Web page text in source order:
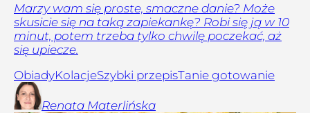
Marzy wam się proste, smaczne danie? Może
skusicie się na taką zapiekankę? Robi się ją w 10
minut, potem trzeba tylko chwilę poczekać, aż
się upiecze.
ObiadyKolacjeSzybki przepisTanie gotowanie
Renata Materlińska